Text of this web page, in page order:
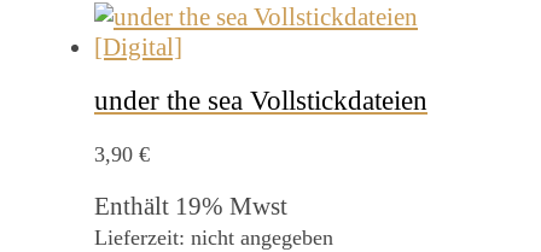
under the sea Vollstickdateien
3,90 €
Enthält 19% Mwst
Lieferzeit: nicht angegeben